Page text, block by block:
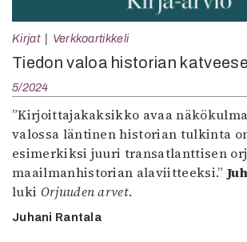
Kirjat Verkkoartikkeli
Tiedon valoa historian
5/2024
”Kirjoittajakaksikko avaa
valossa läntinen historian tulkinta
esimerkiksi juuri transatlanttisen
maailmanhistorian alaviitteeksi.”
luki Orjuuden arvet.
Juhani Rantala